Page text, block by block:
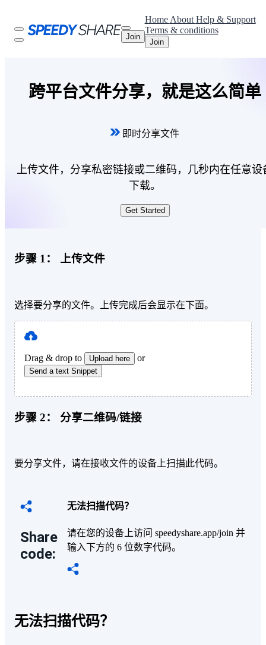
Join
Home About Help & Support
Terms & conditions
Join
跨平台文件分享，就是这么简单
即时分享文件
上传文件，分享私密链接或二维码，几秒内在任意设
下载。
Get Started
步骤 1： 上传文件
选择要分享的文件。上传完成后会显示在下面。
Drag & drop to Upload here or
Send a text Snippet
步骤 2： 分享二维码/链接
要分享文件，请在接收文件的设备上扫描此代码。
Share
code:
无法扫描代码？
请在您的设备上访问 speedyshare.app/join 并
输入下方的 6 位数字代码。
无法扫描代码？